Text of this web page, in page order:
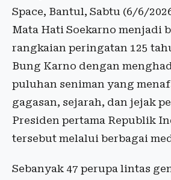
Space, Bantul, Sabtu (6/6/
Mata Hati Soekarno menjadi
rangkaian peringatan 125
Bung Karno dengan
puluhan seniman yang
gagasan, sejarah, dan jejak
Presiden pertama Republik
tersebut melalui berbagai
Sebanyak 47 perupa lintas